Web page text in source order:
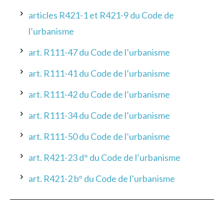
articles R421-1 et R421-9 du Code de
l’urbanisme
art. R111-47 du Code de l’urbanisme
art. R111-41 du Code de l’urbanisme
art. R111-42 du Code de l’urbanisme
art. R111-34 du Code de l’urbanisme
art. R111-50 du Code de l’urbanisme
art. R421-23 d° du Code de l’urbanisme
art. R421-2 b° du Code de l’urbanisme